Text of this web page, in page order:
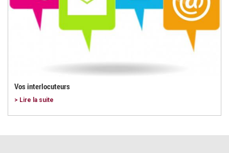
Vos interlocuteurs
> Lire la suite